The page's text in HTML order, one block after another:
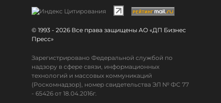
© 1993 - 2026 Все права защищены АО «ДП Бизнес
Пресс»
Зарегистрировано Федеральной службой по
надзору в сфере связи, информационных
технологий и массовых коммуникаций
(Роскомнадзор), номер свидетельства ЭЛ № ФС 77
- 65426 от 18.04.2016г.